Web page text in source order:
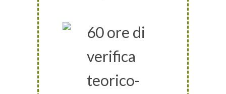
60 ore di
verifica
teorico-